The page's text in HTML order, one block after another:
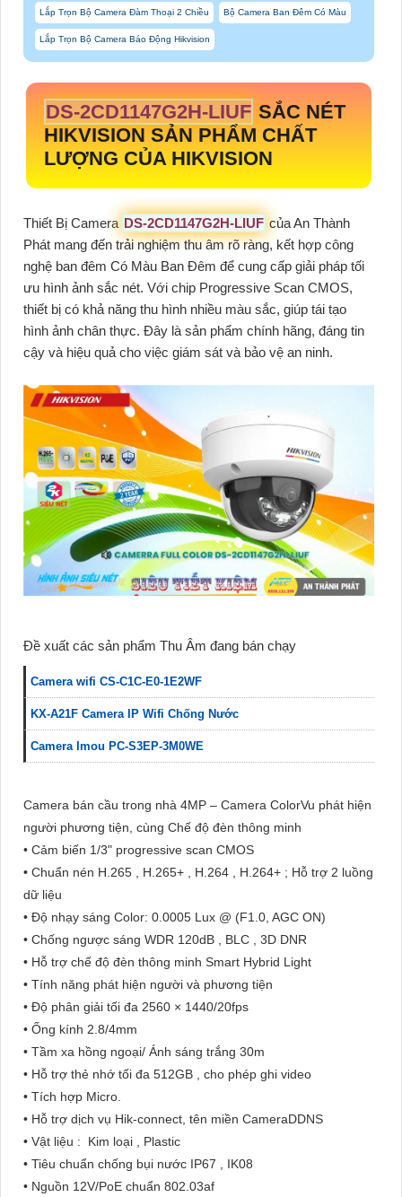
Lắp Trọn Bộ Camera Đàm Thoại 2 Chiều Bộ Camera Ban Đêm Có Màu
Lắp Trọn Bộ Camera Báo Động Hikvision
DS-2CD1147G2H-LIUF SẮC NÉT
HIKVISION SẢN PHẨM CHẤT
LƯỢNG CỦA HIKVISION
Thiết Bị Camera DS-2CD1147G2H-LIUF của An Thành
Phát mang đến trải nghiệm thu âm rõ ràng, kết hợp công
nghệ ban đêm Có Màu Ban Đêm để cung cấp giải pháp tối
ưu hình ảnh sắc nét. Với chip Progressive Scan CMOS,
thiết bị có khả năng thu hình nhiều màu sắc, giúp tái tạo
hình ảnh chân thực. Đây là sản phẩm chính hãng, đáng tin
cậy và hiệu quả cho việc giám sát và bảo vệ an ninh.
Đề xuất các sản phẩm Thu Âm đang bán chạy
Camera wifi CS-C1C-E0-1E2WF
KX-A21F Camera IP Wifi Chống Nước
Camera Imou PC-S3EP-3M0WE
Camera bán cầu trong nhà 4MP – Camera ColorVu phát hiện
người phương tiện, cùng Chế độ đèn thông minh
• Cảm biến 1/3" progressive scan CMOS
• Chuẩn nén H.265 , H.265+ , H.264 , H.264+ ; Hỗ trợ 2 luồng
dữ liệu
• Độ nhạy sáng Color: 0.0005 Lux @ (F1.0, AGC ON)
• Chống ngược sáng WDR 120dB , BLC , 3D DNR
• Hỗ trợ chế độ đèn thông minh Smart Hybrid Light
• Tính năng phát hiện người và phương tiện
• Độ phân giải tối đa 2560 × 1440/20fps
• Ống kính 2.8/4mm
• Tầm xa hồng ngoại/ Ánh sáng trắng 30m
• Hỗ trợ thẻ nhớ tối đa 512GB , cho phép ghi video
• Tích hợp Micro.
• Hỗ trợ dịch vụ Hik-connect, tên miền CameraDDNS
• Vật liệu : Kim loại , Plastic
• Tiêu chuẩn chống bụi nước IP67 , IK08
• Nguồn 12V/PoE chuẩn 802.03af